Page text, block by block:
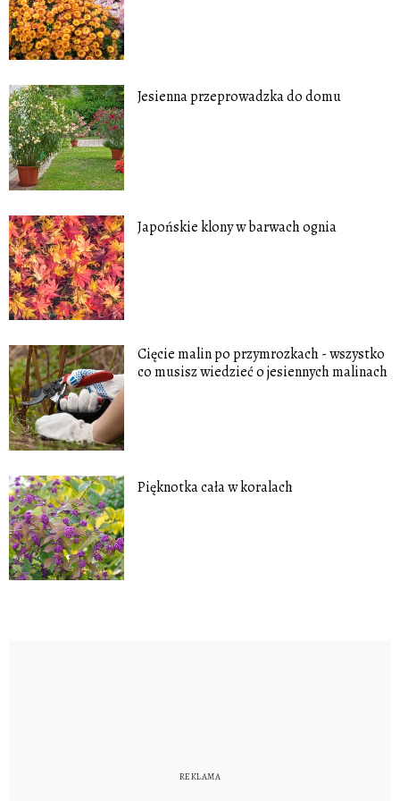
Jesienna przeprowadzka do domu
Japońskie klony w barwach ognia
Cięcie malin po przymrozkach - wszystko
co musisz wiedzieć o jesiennych malinach
Pięknotka cała w koralach